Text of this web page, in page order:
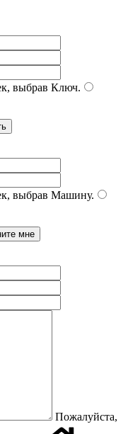
выбрав Ключ.
выбрав Машину.
Пожалуйста,